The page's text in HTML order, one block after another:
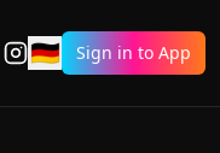
🇩🇪 Sign in to App